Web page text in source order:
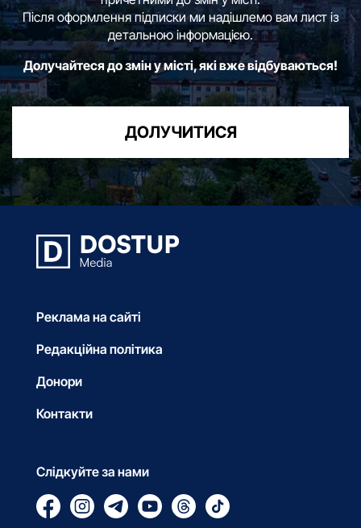
Після оформлення підписки ми надішлемо вам лист із
детальною інформацією.
Долучайтеся до змін у місті, які вже відбуваються!
ДОЛУЧИТИСЯ
Реклама на сайті
Редакційна політика
Донори
Контакти
Слідкуйте за нами